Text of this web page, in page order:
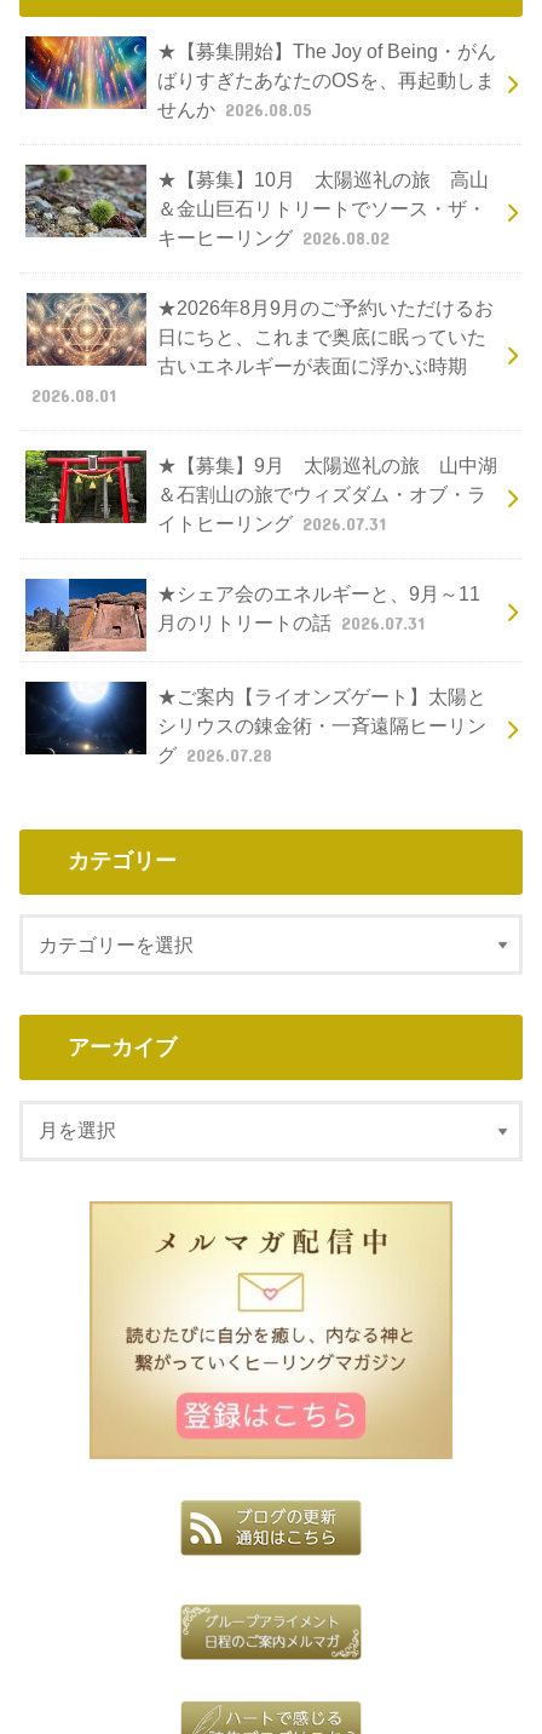
★【募集開始】The Joy of Being・がん
ばりすぎたあなたのOSを、再起動しま
せんか 2026.08.05
★【募集】10月 太陽巡礼の旅 高山
＆金山巨石リトリートでソース・ザ・
キーヒーリング 2026.08.02
★2026年8月9月のご予約いただけるお
日にちと、これまで奥底に眠っていた
古いエネルギーが表面に浮かぶ時期
2026.08.01
★【募集】9月 太陽巡礼の旅 山中湖
＆石割山の旅でウィズダム・オブ・ラ
イトヒーリング 2026.07.31
★シェア会のエネルギーと、9月～11
月のリトリートの話 2026.07.31
★ご案内【ライオンズゲート】太陽と
シリウスの錬金術・一斉遠隔ヒーリン
グ 2026.07.28
カテゴリー
アーカイブ